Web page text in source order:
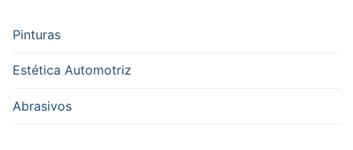
Pinturas
Estética Automotriz
Abrasivos